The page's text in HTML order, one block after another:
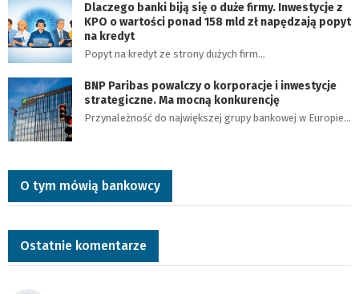
Dlaczego banki biją się o duże firmy. Inwestycje z
KPO o wartości ponad 158 mld zł napędzają popyt
na kredyt
Popyt na kredyt ze strony dużych firm…
BNP Paribas powalczy o korporacje i inwestycje
strategiczne. Ma mocną konkurencję
Przynależność do największej grupy bankowej w Europie…
O tym mówią bankowcy
Ostatnie komentarze